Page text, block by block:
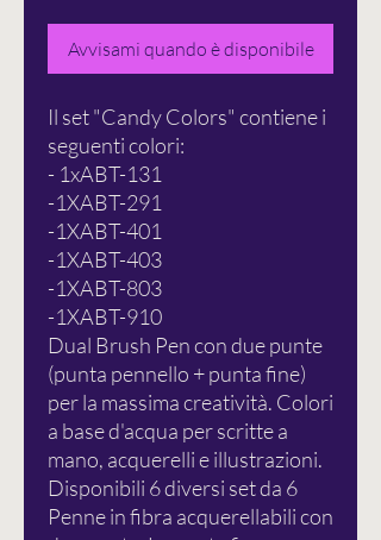
Avvisami quando è disponibile
Il set "Candy Colors" contiene i
seguenti colori:
- 1xABT-131
-1XABT-291
-1XABT-401
-1XABT-403
-1XABT-803
-1XABT-910
Dual Brush Pen con due punte
(punta pennello + punta fine)
per la massima creatività. Colori
a base d'acqua per scritte a
mano, acquerelli e illustrazioni.
Disponibili 6 diversi set da 6
Penne in fibra acquerellabili con